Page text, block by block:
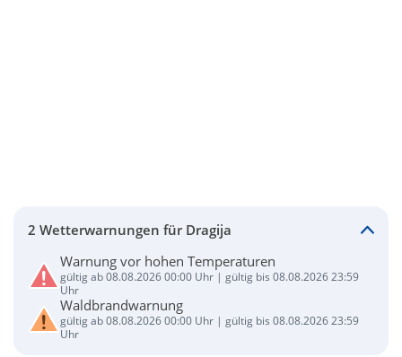
2 Wetterwarnungen für Dragija
Warnung vor hohen Temperaturen
gültig ab 08.08.2026 00:00 Uhr | gültig bis 08.08.2026 23:59
Uhr
Waldbrandwarnung
gültig ab 08.08.2026 00:00 Uhr | gültig bis 08.08.2026 23:59
Uhr